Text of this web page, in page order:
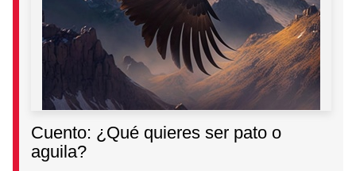
Cuento: ¿Qué quieres ser pato o
aguila?